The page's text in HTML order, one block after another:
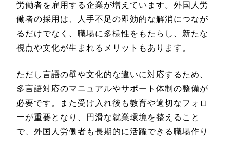
労働者を雇用する企業が増えています。外国人労
働者の採用は、人手不足の即効的な解消につなが
るだけでなく、職場に多様性をもたらし、新たな
視点や文化が生まれるメリットもあります。
ただし言語の壁や文化的な違いに対応するため、
多言語対応のマニュアルやサポート体制の整備が
必要です。また受け入れ後も教育や適切なフォロ
ーが重要となり、円滑な就業環境を整えること
で、外国人労働者も長期的に活躍できる職場作り